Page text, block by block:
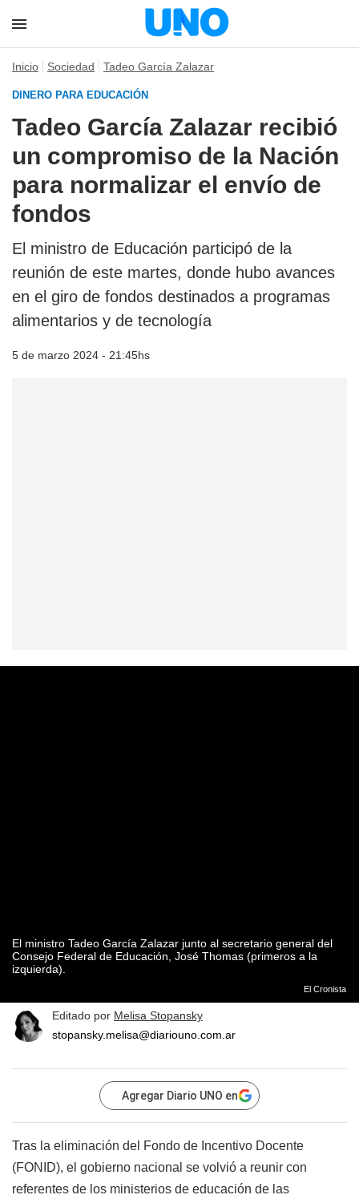
Inicio Sociedad Tadeo García Zalazar
DINERO PARA EDUCACIÓN
Tadeo García Zalazar recibió
un compromiso de la Nación
para normalizar el envío de
fondos
El ministro de Educación participó de la
reunión de este martes, donde hubo avances
en el giro de fondos destinados a programas
alimentarios y de tecnología
5 de marzo 2024 - 21:45hs
El ministro Tadeo García Zalazar junto al secretario general del
Consejo Federal de Educación, José Thomas (primeros a la
izquierda).
El Cronista
Editado por Melisa Stopansky
stopansky.melisa@diariouno.com.ar
Agregar Diario UNO en
Tras la eliminación del Fondo de Incentivo Docente
(FONID), el gobierno nacional se volvió a reunir con
referentes de los ministerios de educación de las